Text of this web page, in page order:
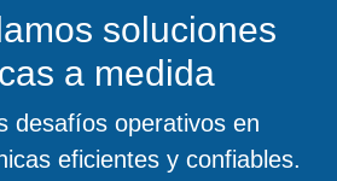
soluciones
a medida
desafíos operativos en
eficientes y confiables.